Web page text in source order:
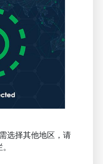
选择其他地区，请